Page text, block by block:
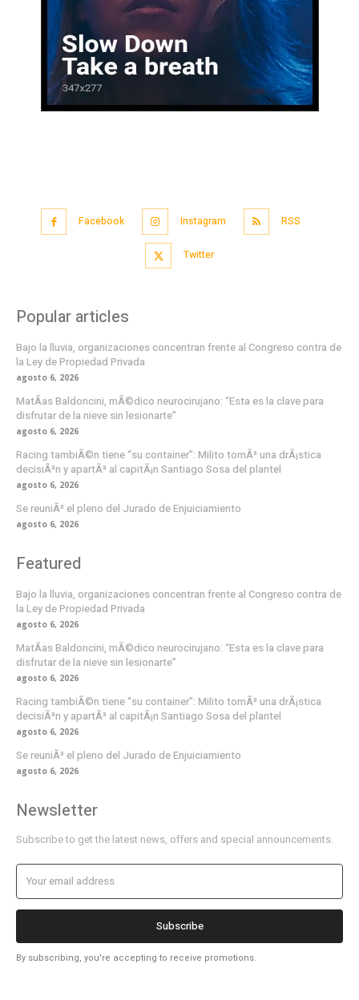
Facebook Instagram RSS
Twitter
Popular articles
Bajo la lluvia, organizaciones concentran frente al Congreso contra de
la Ley de Propiedad Privada
agosto 6, 2026
MatÃ­as Baldoncini, mÃ©dico neurocirujano: “Esta es la clave para
disfrutar de la nieve sin lesionarte”
agosto 6, 2026
Racing tambiÃ©n tiene “su container”: Milito tomÃ³ una drÃ¡stica
decisiÃ³n y apartÃ³ al capitÃ¡n Santiago Sosa del plantel
agosto 6, 2026
Se reuniÃ³ el pleno del Jurado de Enjuiciamiento
agosto 6, 2026
Featured
Bajo la lluvia, organizaciones concentran frente al Congreso contra de
la Ley de Propiedad Privada
agosto 6, 2026
MatÃ­as Baldoncini, mÃ©dico neurocirujano: “Esta es la clave para
disfrutar de la nieve sin lesionarte”
agosto 6, 2026
Racing tambiÃ©n tiene “su container”: Milito tomÃ³ una drÃ¡stica
decisiÃ³n y apartÃ³ al capitÃ¡n Santiago Sosa del plantel
agosto 6, 2026
Se reuniÃ³ el pleno del Jurado de Enjuiciamiento
agosto 6, 2026
Newsletter
Subscribe to get the latest news, offers and special announcements.
Subscribe
By subscribing, you're accepting to receive promotions.